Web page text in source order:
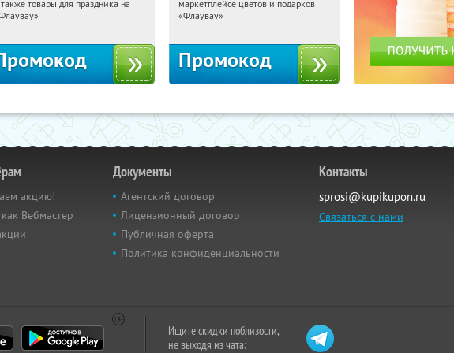
товары для праздника на
Россия
маркетплейсе цветов и подарков
«Флаувау»
Промокод
акцию!
Вебмастер
Документы
Агентский договор
Лицензионный договор
Публичная оферта
Политика конфиденциальности
Контакты
sprosi@kupikupon.ru
Связаться с нами
Ищите скидки поблизости,
не выходя из чата: